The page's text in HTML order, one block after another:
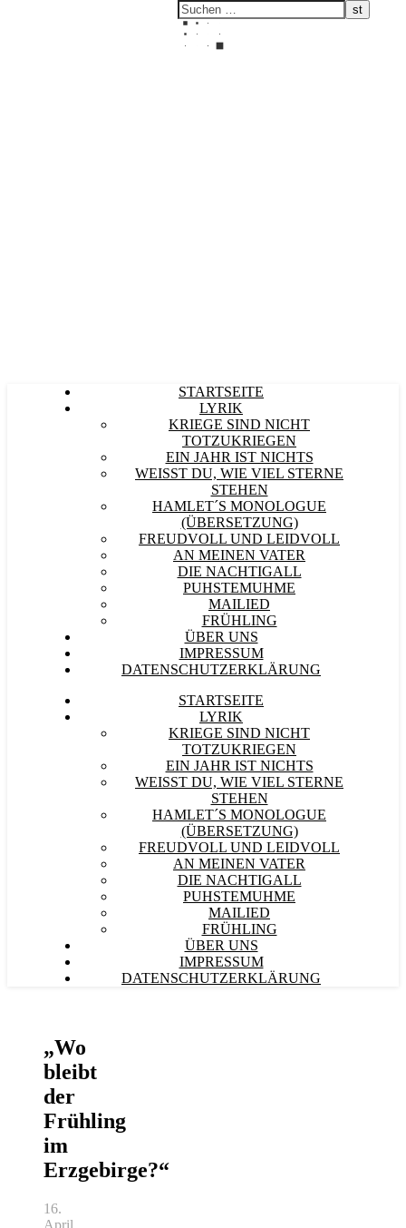
STARTSEITE
LYRIK
KRIEGE SIND NICHT
TOTZUKRIEGEN
EIN JAHR IST NICHTS
WEISST DU, WIE VIEL STERNE S
TEHEN
HAMLET´S MONOLOGUE
(ÜBERSETZUNG)
FREUDVOLL UND LEIDVOLL
AN MEINEN VATER
DIE NACHTIGALL
PUHSTEMUHME
MAILIED
FRÜHLING
ÜBER UNS
IMPRESSUM
DATENSCHUTZERKLÄRUNG
STARTSEITE
LYRIK
KRIEGE SIND NICHT
TOTZUKRIEGEN
EIN JAHR IST NICHTS
WEISST DU, WIE VIEL STERNE S
TEHEN
HAMLET´S MONOLOGUE
(ÜBERSETZUNG)
FREUDVOLL UND LEIDVOLL
AN MEINEN VATER
DIE NACHTIGALL
PUHSTEMUHME
MAILIED
FRÜHLING
ÜBER UNS
IMPRESSUM
DATENSCHUTZERKLÄRUNG
„Wo
bleibt
der
Frühling
im
Erzgebirge?“
16.
April